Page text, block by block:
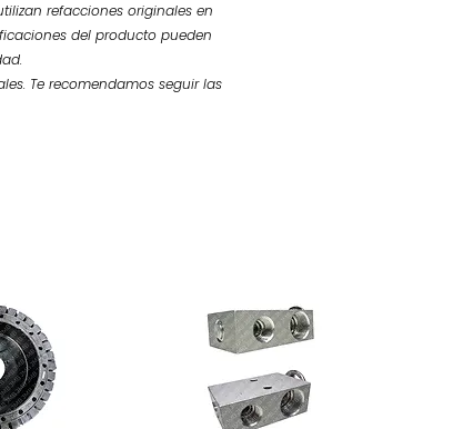
refacciones originales en
del producto pueden
Te recomendamos seguir las